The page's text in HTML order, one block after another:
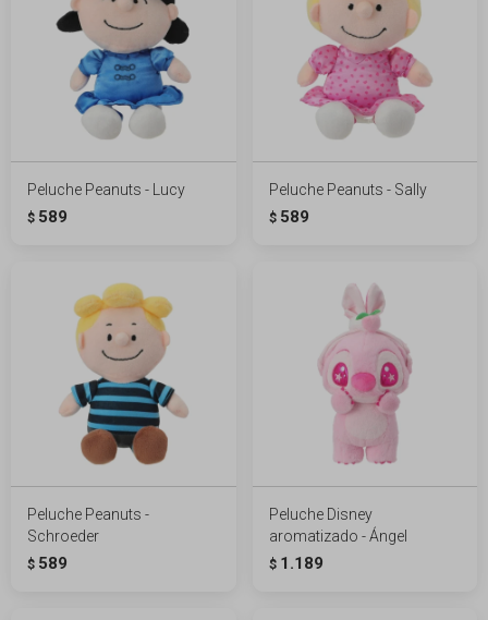
Peluche Peanuts - Lucy
$ 589
Peluche Peanuts - Sally
$ 589
Peluche Peanuts -
Schroeder
$ 589
Peluche Disney
aromatizado - Ángel
$ 1.189